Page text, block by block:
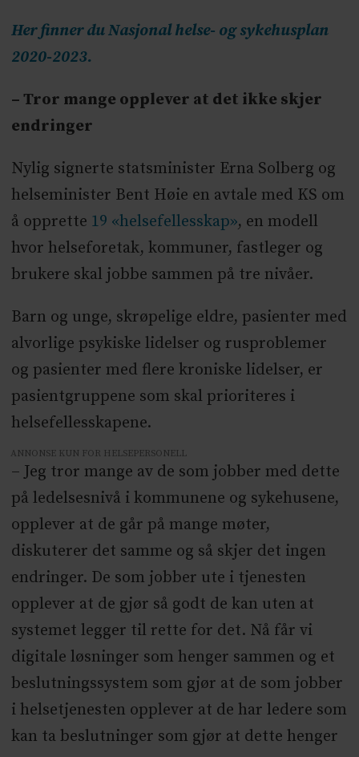
Her finner du Nasjonal helse- og sykehusplan
2020-2023.
– Tror mange opplever at det ikke skjer
endringer
Nylig signerte statsminister Erna Solberg og
helseminister Bent Høie en avtale med KS om
å opprette 19 «helsefellesskap», en modell
hvor helseforetak, kommuner, fastleger og
brukere skal jobbe sammen på tre nivåer.
Barn og unge, skrøpelige eldre, pasienter med
alvorlige psykiske lidelser og rusproblemer
og pasienter med flere kroniske lidelser, er
pasientgruppene som skal prioriteres i
helsefellesskapene.
ANNONSE KUN FOR HELSEPERSONELL
– Jeg tror mange av de som jobber med dette
på ledelsesnivå i kommunene og sykehusene,
opplever at de går på mange møter,
diskuterer det samme og så skjer det ingen
endringer. De som jobber ute i tjenesten
opplever at de gjør så godt de kan uten at
systemet legger til rette for det. Nå får vi
digitale løsninger som henger sammen og et
beslutningssystem som gjør at de som jobber
i helsetjenesten opplever at de har ledere som
kan ta beslutninger som gjør at dette henger